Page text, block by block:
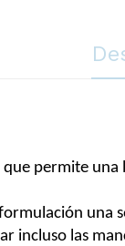
permite una
una
incluso las